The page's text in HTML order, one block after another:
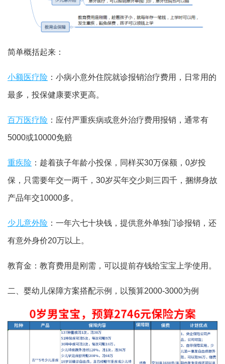
简单概括起来：
小额医疗险 ：小病小意外住院就诊报销治疗费用，日常用的
最多，投保健康要求更高。
百万医疗险 ：应付严重疾病或意外治疗费用报销，通常有
5000或10000免赔
重疾险 ：趁着孩子年龄小投保，同样买30万保额，0岁投
保，只需要年交一两千，30岁买年交少则三四千，捆绑身故
产品年交10000多。
少儿意外险 ：一年六七十块钱，提供意外单独门诊报销，还
有意外身价20万以上。
教育金：教育费用是刚需，可以提前存钱给宝宝上学使用。
二、婴幼儿保障方案搭配示例，以预算2000-3000为例